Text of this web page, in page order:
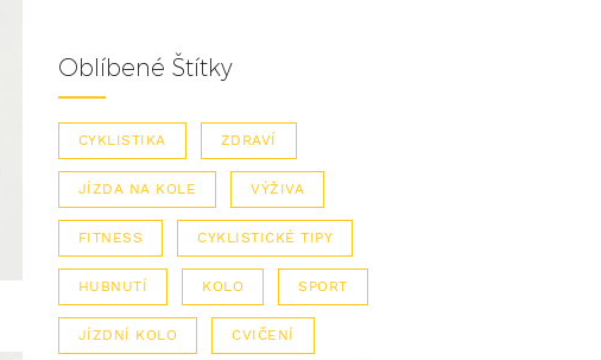
Oblíbené Štítky
CYKLISTIKA ZDRAVÍ
JÍZDA NA KOLE VÝŽIVA
FITNESS CYKLISTICKÉ TIPY
HUBNUTÍ KOLO SPORT
JÍZDNÍ KOLO CVIČENÍ